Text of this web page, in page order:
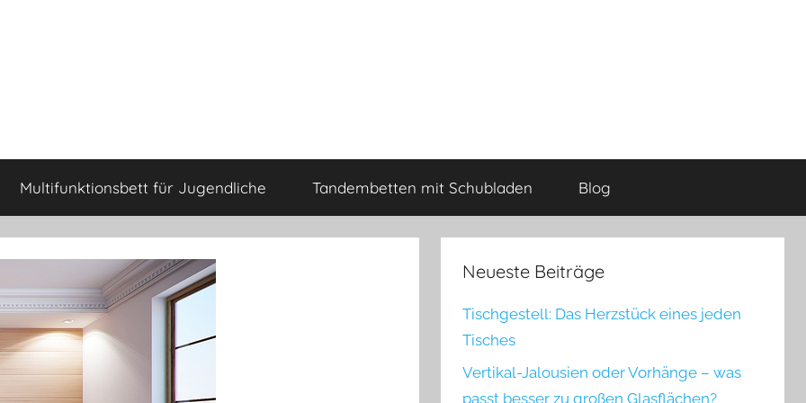
Multifunktionsbett für Jugendliche Tandembetten mit Schubladen Blog
Neueste Beiträge
Tischgestell: Das Herzstück eines jeden
Tisches
Vertikal-Jalousien oder Vorhänge – was
passt besser zu großen Glasflächen?